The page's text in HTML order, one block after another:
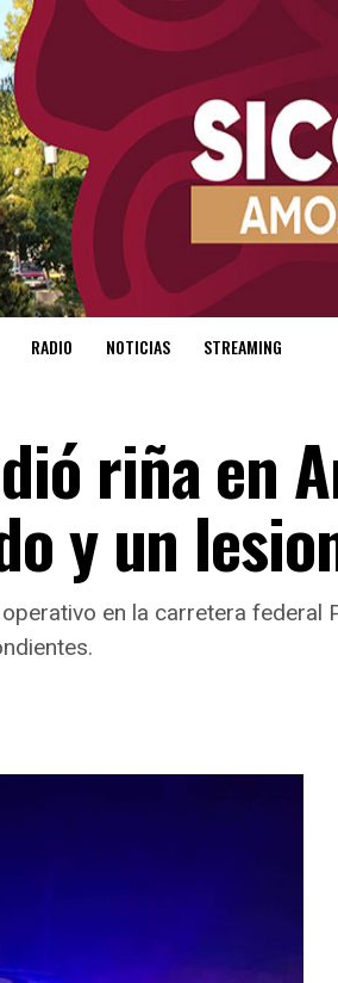
RADIO NOTICIAS STREAMING
riña en
y un
en la carretera federal